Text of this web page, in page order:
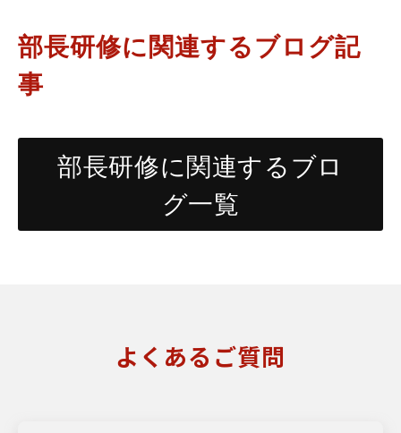
部長研修に関連するブログ記
事
部長研修に関連するブロ
グ一覧
よくあるご質問